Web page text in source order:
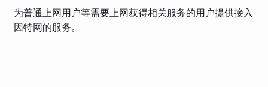
为普通上网用户等需要上网获得相关服务的用户提供接入
因特网的服务。